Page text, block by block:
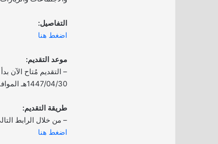
التفاصيل:
اضغط هنا
موعد التقديم:
– التقديم مُتاح الآن بدأ
1447/04/30هـ الموافق 2025/10/22م.
طريقة التقديم:
– من خلال الرابط
اضغط هنا